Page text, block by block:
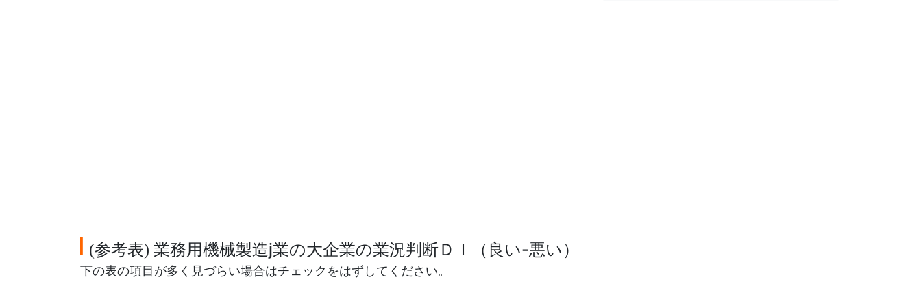
(参考表) 業務用機械製造j業の大企業の業況判断ＤＩ（良い-悪い）
下の表の項目が多く見づらい場合はチェックをはずしてください。